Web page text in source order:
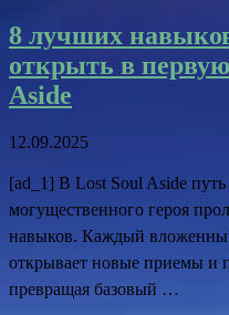
8 лучших
открыть в
Aside
12.09.2025
[ad_1] В Lost Soul Aside
могущественного героя
навыков. Каждый
открывает новые приемы и
превращая базовый …